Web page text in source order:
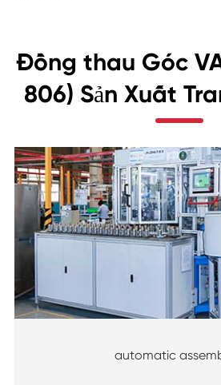
Đồng thau Góc
806) Sản Xuất
automatic